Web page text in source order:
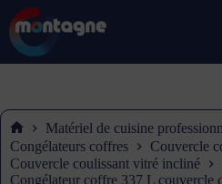
Accueil
Matériel de cuisine
Congélateurs coffres
Couvercle
Couvercle coulissant vitré incliné
Congélateur coffre 337 L couvercle